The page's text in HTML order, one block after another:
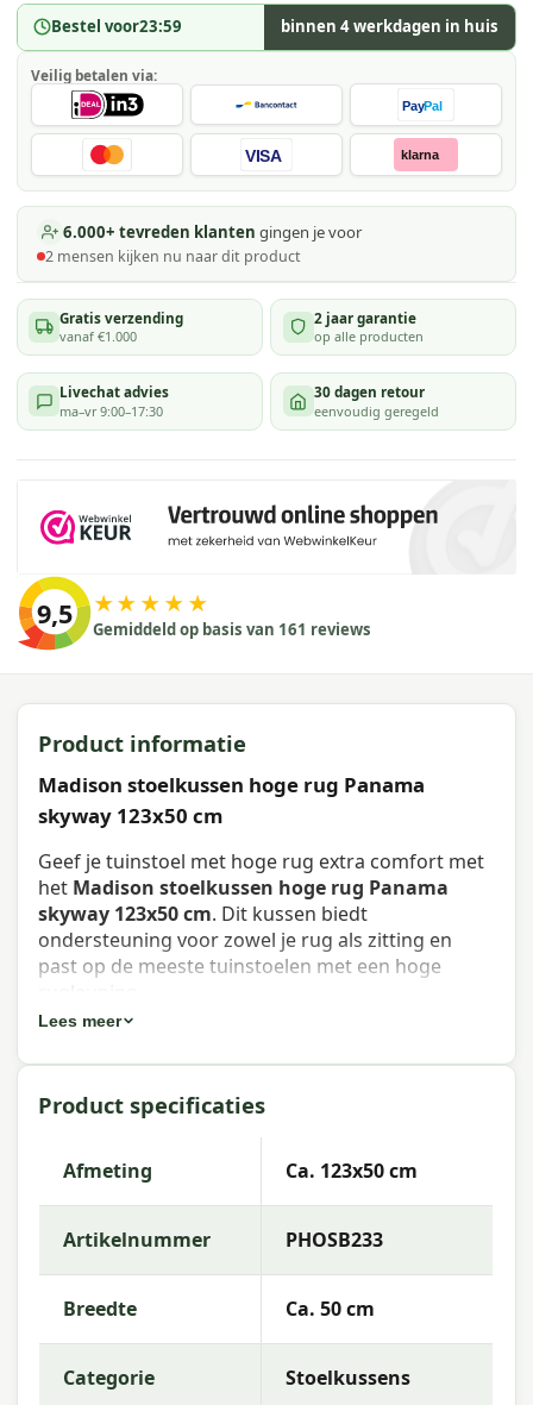
Bestel voor23:59 binnen 4 werkdagen in huis
Veilig betalen via:
PayPal
VISA klarna
6.000+ tevreden klanten gingen je voor
2 mensen kijken nu naar dit product
Gratis verzending
vanaf €1.000
2 jaar garantie
op alle producten
Livechat advies
ma–vr 9:00–17:30
30 dagen retour
eenvoudig geregeld
9,5 ★★★★★
Gemiddeld op basis van 161 reviews
Product informatie
Madison stoelkussen hoge rug Panama
skyway 123x50 cm
Geef je tuinstoel met hoge rug extra comfort met
het Madison stoelkussen hoge rug Panama
skyway 123x50 cm. Dit kussen biedt
ondersteuning voor zowel je rug als zitting en
past op de meeste tuinstoelen met een hoge
Artikelnummer:
EAN:8713229616472
Afmeting:Ca. 123x50 cm
Stof:50% Cotton 45% Polyester 5% Other fibers
Vulling:Mix SG-20
Lees meer
Product specificaties
Afmeting Ca. 123x50 cm
Artikelnummer PHOSB233
Breedte Ca. 50 cm
Categorie Stoelkussens